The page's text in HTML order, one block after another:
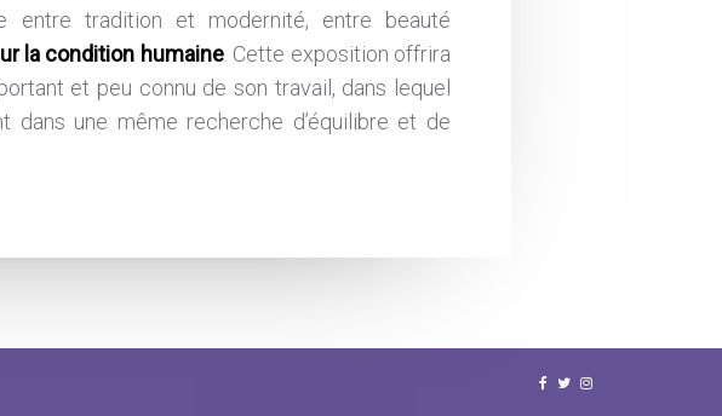
entre tradition et modernité, entre beauté
la condition humaine. Cette exposition offrira
et peu connu de son travail, dans lequel
dans une même recherche d’équilibre et de